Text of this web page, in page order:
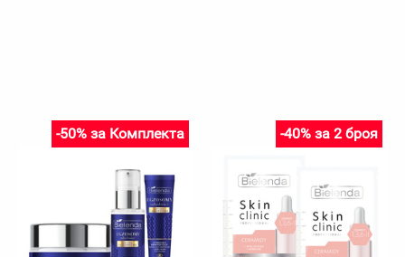
-50% за Комплекта -40% за 2 броя